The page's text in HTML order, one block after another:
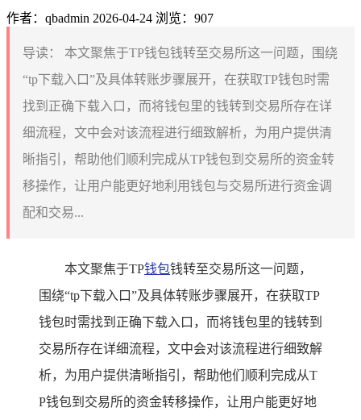
作者：qbadmin 2026-04-24 浏览：907
导读：
本文聚焦于TP钱包钱转至交易所这一问题，围绕
“tp下载入口”及具体转账步骤展开，在获取TP钱包时需
找到正确下载入口，而将钱包里的钱转到交易所存在详
细流程，文中会对该流程进行细致解析，为用户提供清
晰指引，帮助他们顺利完成从TP钱包到交易所的资金转
移操作，让用户能更好地利用钱包与交易所进行资金调
配和交易...
本文聚焦于TP钱包钱转至交易所这一问题，
围绕“tp下载入口”及具体转账步骤展开，在获取TP
钱包时需找到正确下载入口，而将钱包里的钱转到
交易所存在详细流程，文中会对该流程进行细致解
析，为用户提供清晰指引，帮助他们顺利完成从T
P钱包到交易所的资金转移操作，让用户能更好地